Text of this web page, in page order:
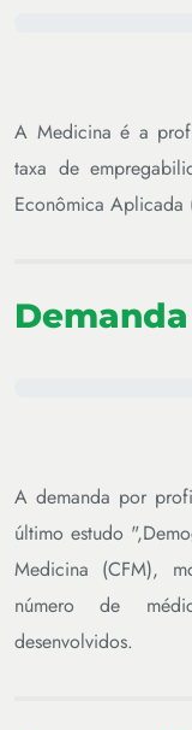
A Medicina é a
taxa de
Econômica
A demanda por
último estudo
Medicina (CFM),
número de
desenvolvidos.